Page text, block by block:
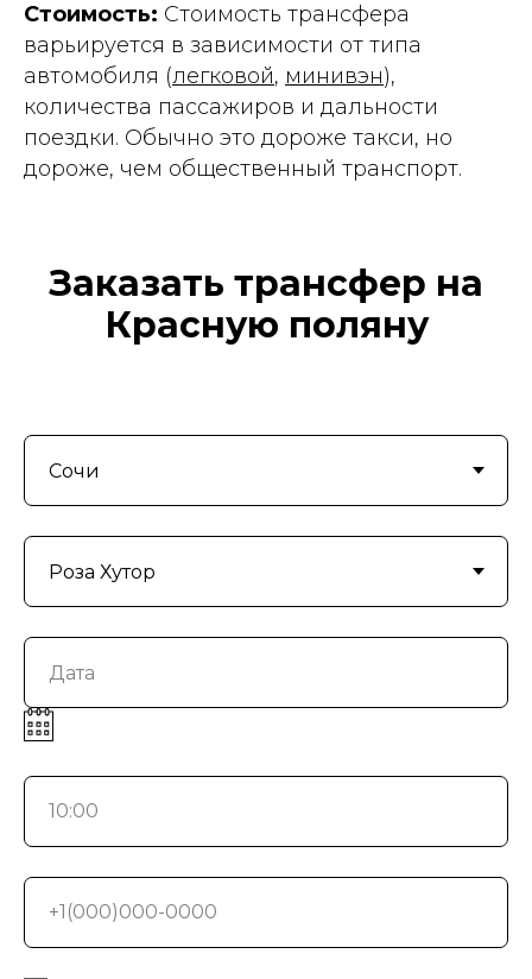
Стоимость: Стоимость трансфера
варьируется в зависимости от типа
автомобиля (легковой, минивэн),
количества пассажиров и дальности
поездки. Обычно это дороже такси, но
дороже, чем общественный транспорт.
Заказать трансфер на
Красную поляну